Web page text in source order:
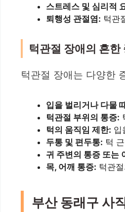
스트레스 및 심리적
퇴행성 관절염: 턱관
턱관절 장애의 흔한
턱관절 장애는 다양한
입을 벌리거나 다물
턱관절 부위의 통증:
턱의 움직임 제한: 입
두통 및 편두통: 턱
귀 주변의 통증 또는
목, 어깨 통증: 턱관
부산 동래구 사